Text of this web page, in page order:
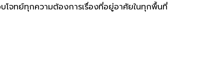
โจทย์ทุกความต้องการเรื่องที่อยู่อาศัยในทุกพื้นที่